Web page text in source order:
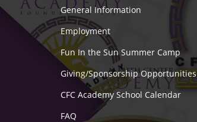
General Information
Employment
Fun In the Sun Summer Camp
Giving/Sponsorship Opportunities
CFC Academy School Calendar
FAQ